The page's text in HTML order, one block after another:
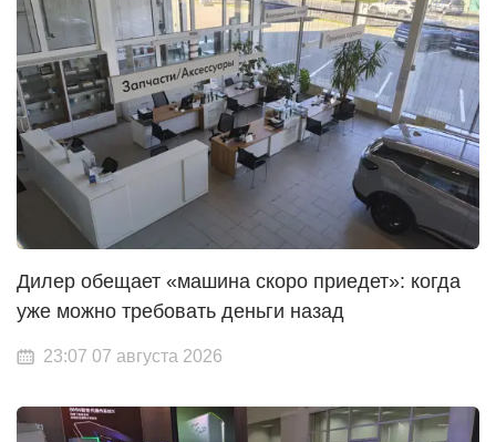
Дилер обещает «машина скоро приедет»: когда
уже можно требовать деньги назад
23:07 07 августа 2026